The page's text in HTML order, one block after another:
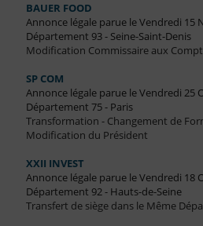
BAUER FOOD
Annonce légale parue le Vendredi 15
Département 93 - Seine-Saint-Denis
Modification Commissaire aux
SP COM
Annonce légale parue le Vendredi 25
Département 75 - Paris
Transformation - Changement de
Modification du Président
XXII INVEST
Annonce légale parue le Vendredi 18
Département 92 - Hauts-de-Seine
Transfert de siège dans le Même